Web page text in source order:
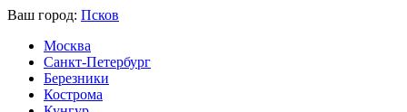
Ваш город: Псков
Москва
Санкт-Петербург
Березники
Кострома